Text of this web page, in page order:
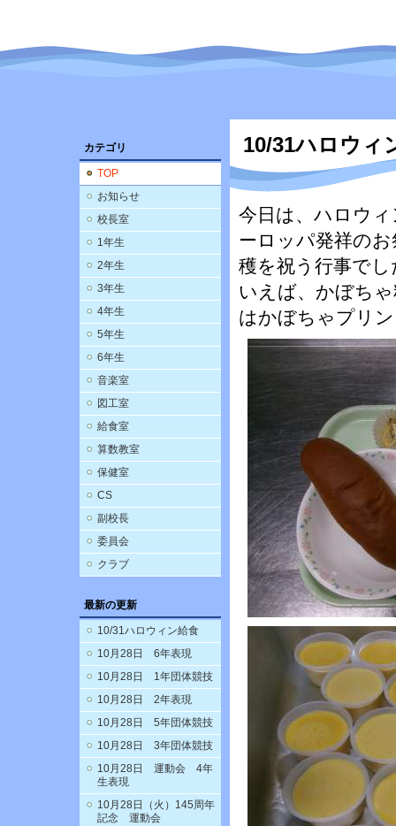
カテゴリ
TOP
お知らせ
校長室
1年生
2年生
3年生
4年生
5年生
6年生
音楽室
図工室
給食室
算数教室
保健室
CS
副校長
委員会
クラブ
最新の更新
10/31ハロウィン給食
10月28日 6年表現
10月28日 1年団体競技
10月28日 2年表現
10月28日 5年団体競技
10月28日 3年団体競技
10月28日 運動会 4年
生表現
10月28日（火）145周年
記念 運動会
10/31ハロウィ
今日は、ハロウ
ーロッパ発祥の
穫を祝う行事で
いえば、かぼち
はかぼちゃプリ